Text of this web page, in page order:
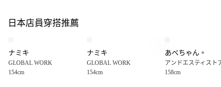
全盈+PAY
【大哥付你分期使用說明】
1.本服務由台灣大哥大提供，台灣大哥大用戶可立即使用無須另外申請。
2.付款方式選擇「大哥付你分期」，訂單成立後會自動跳轉到大哥付的交易
AFTEE先享後付
日本店員穿搭推薦
ナミキ
GLOBAL WORK
154cm
ナミキ
GLOBAL WORK
154cm
あべちゃん。
アンドエスティスト
158cm